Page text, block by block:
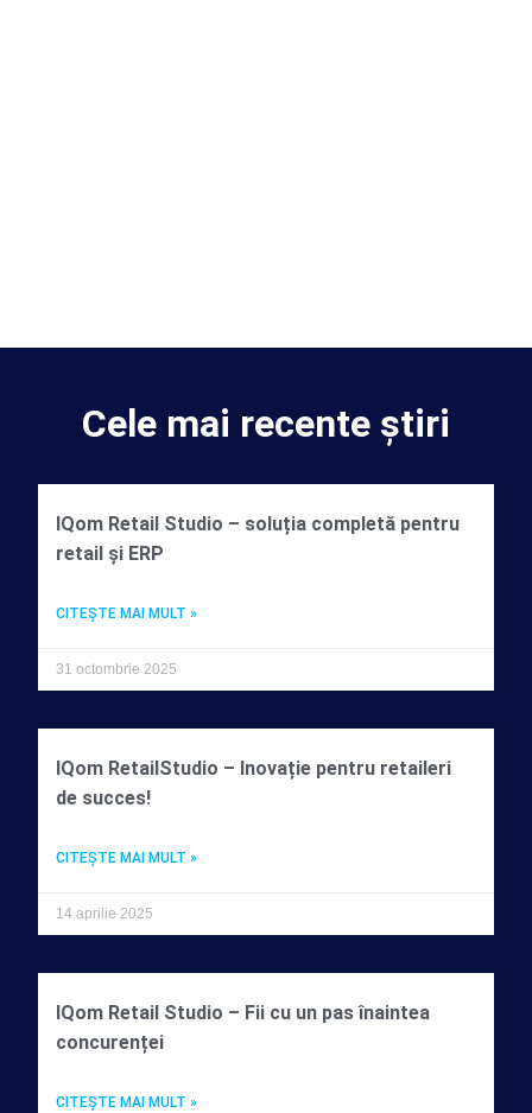
Cele mai recente știri
IQom Retail Studio – soluția completă pentru
retail și ERP
CITEŞTE MAI MULT »
31 octombrie 2025
IQom RetailStudio – Inovație pentru retaileri
de succes!
CITEŞTE MAI MULT »
14 aprilie 2025
IQom Retail Studio – Fii cu un pas înaintea
concurenței
CITEŞTE MAI MULT »